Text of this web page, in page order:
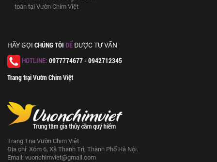
toán tại Vườn Chim Việt
HÃY GỌI CHÚNG TÔI ĐỂĐƯỢC TƯ VẤN
HOTLINE: 0977774677 - 0942712345
Trang trại Vườn Chim Việt
Trang Trại Vườn Chim Việt
Địa chỉ: Xóm 6, Xã Thanh Trì, Thành Phố Hà Nội.
Email: vuonchimviet@gmail.com